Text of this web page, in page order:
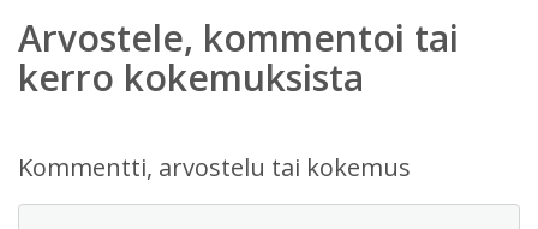
Arvostele, kommentoi tai
kerro kokemuksista
Kommentti, arvostelu tai kokemus